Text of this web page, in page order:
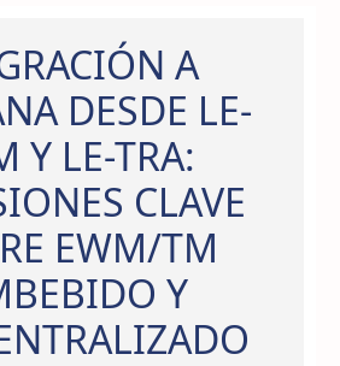
A
DESDE LE-
Y LE-TRA:
CLAVE
EWM/TM
Y